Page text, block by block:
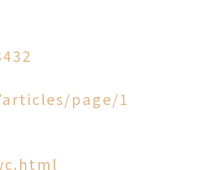
articles/page/1